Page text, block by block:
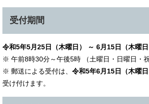
受付期間
令和5年5月25日（木曜日） ～ 6月15日（木曜日
※ 午前8時30分～午後5時 （土曜日・日曜日・祝
※ 郵送による受付は、 令和5年6月15日（木曜
受け付けます。